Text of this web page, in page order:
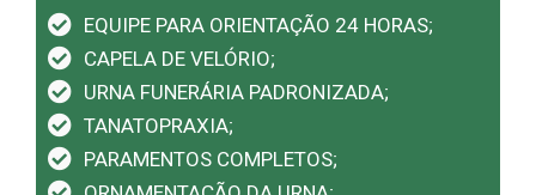
EQUIPE PARA ORIENTAÇÃO 24 HORAS;
CAPELA DE VELÓRIO;
URNA FUNERÁRIA PADRONIZADA;
TANATOPRAXIA;
PARAMENTOS COMPLETOS;